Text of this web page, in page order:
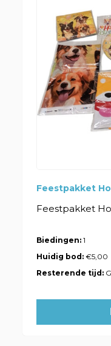
Feestpakket
Feestpakket
Biedingen: 1
Huidig bod:€5,00
Resterende tijd: